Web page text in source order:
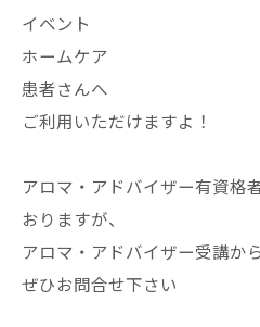
イベント
ホームケア
患者さんへ
ご利用いただけますよ！
アロマ・アドバイザー有資格
おりますが、
アロマ・アドバイザー受講か
ぜひお問合せ下さい